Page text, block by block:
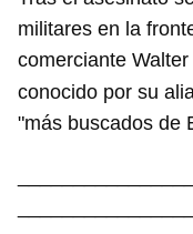
militares en la
comerciante
conocido por su
"más buscados de